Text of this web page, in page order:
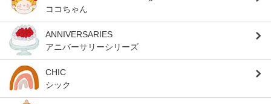
ココちゃん
ANNIVERSARIES
アニバーサリーシリーズ
CHIC
シック